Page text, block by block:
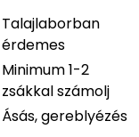
Talajlaborban
érdemes
Minimum 1-2
zsákkal számolj
Ásás, gereblyézés